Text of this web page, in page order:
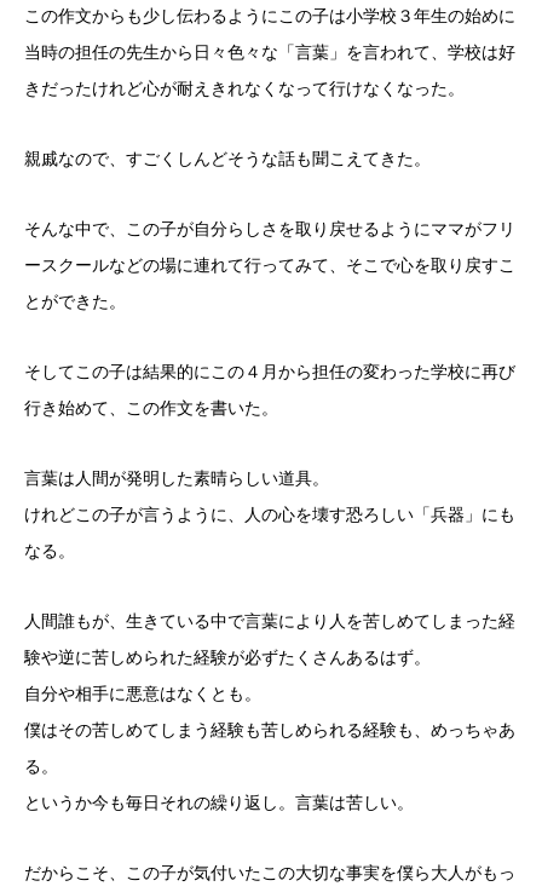
この作文からも少し伝わるようにこの子は小学校３年生の始めに
当時の担任の先生から日々色々な「言葉」を言われて、学校は好
きだったけれど心が耐えきれなくなって行けなくなった。
親戚なので、すごくしんどそうな話も聞こえてきた。
そんな中で、この子が自分らしさを取り戻せるようにママがフリ
ースクールなどの場に連れて行ってみて、そこで心を取り戻すこ
とができた。
そしてこの子は結果的にこの４月から担任の変わった学校に再び
行き始めて、この作文を書いた。
言葉は人間が発明した素晴らしい道具。
けれどこの子が言うように、人の心を壊す恐ろしい「兵器」にも
なる。
人間誰もが、生きている中で言葉により人を苦しめてしまった経
験や逆に苦しめられた経験が必ずたくさんあるはず。
自分や相手に悪意はなくとも。
僕はその苦しめてしまう経験も苦しめられる経験も、めっちゃあ
る。
というか今も毎日それの繰り返し。言葉は苦しい。
だからこそ、この子が気付いたこの大切な事実を僕ら大人がもっ